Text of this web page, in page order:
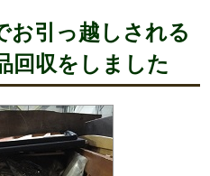
お引っ越しされる
回収をしました